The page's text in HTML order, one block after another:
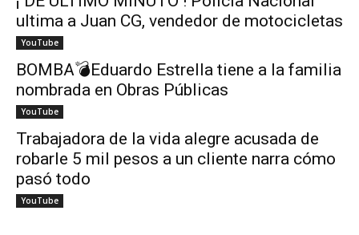
ultima a Juan CG, vendedor de motocicletas
YouTube
BOMBA💣Eduardo Estrella tiene a la familia
nombrada en Obras Públicas
YouTube
Trabajadora de la vida alegre acusada de
robarle 5 mil pesos a un cliente narra cómo
pasó todo
YouTube